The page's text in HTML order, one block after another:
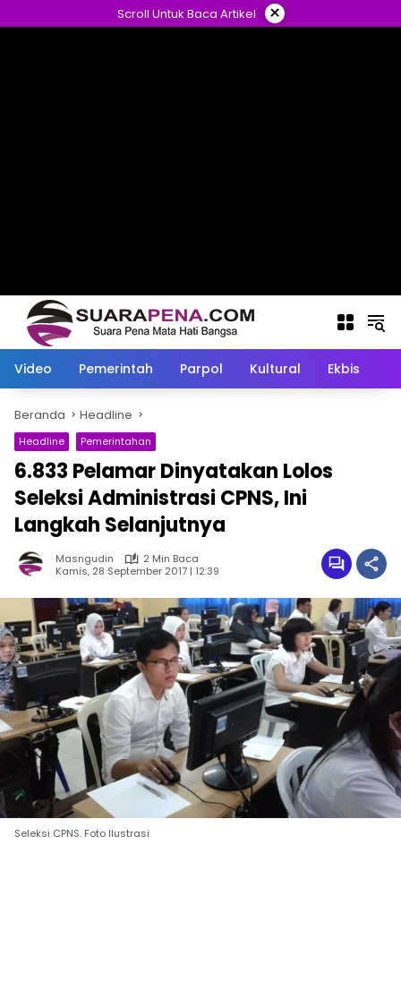
ke
Scroll Untuk Baca Artikel ×
Video Pemerintah Parpol Kultural Ekbis
Beranda Headline
Headline Pemerintahan
6.833 Pelamar Dinyatakan Lolos
Seleksi Administrasi CPNS, Ini
Langkah Selanjutnya
Masngudin
2 Min Baca
Kamis, 28 September 2017 | 12:39
Seleksi CPNS. Foto Ilustrasi